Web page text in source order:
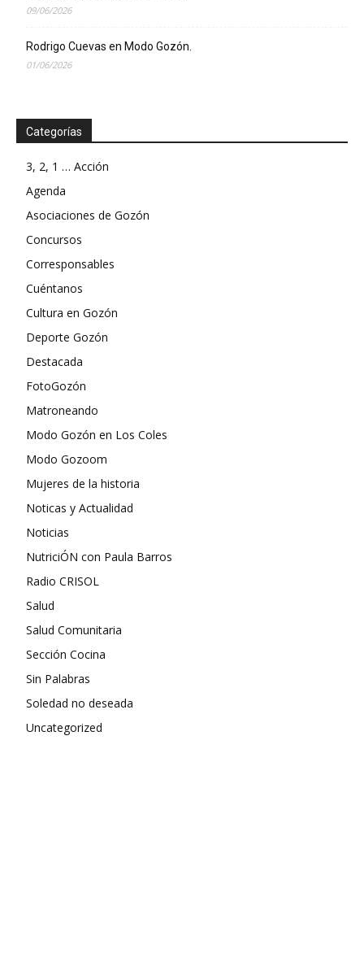
09/06/2026
Rodrigo Cuevas en Modo Gozón.
01/06/2026
Categorías
3, 2, 1 … Acción
Agenda
Asociaciones de Gozón
Concursos
Corresponsables
Cuéntanos
Cultura en Gozón
Deporte Gozón
Destacada
FotoGozón
Matroneando
Modo Gozón en Los Coles
Modo Gozoom
Mujeres de la historia
Noticas y Actualidad
Noticias
NutriciÓN con Paula Barros
Radio CRISOL
Salud
Salud Comunitaria
Sección Cocina
Sin Palabras
Soledad no deseada
Uncategorized